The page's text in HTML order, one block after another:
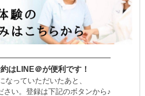
はLINE＠が便利です！
なっていただいたあと、
さい。登録は下記のボタンから♪